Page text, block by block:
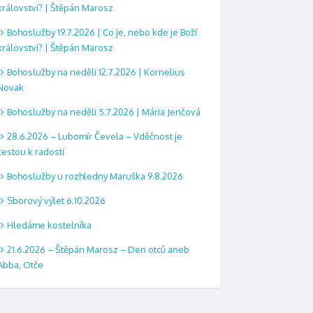
| Štěpán Marosz
Bohoslužby 19.7.2026 | Co je, nebo kde je Boží
| Štěpán Marosz
Bohoslužby na neděli 12.7.2026 | Kornelius
Bohoslužby na neděli 5.7.2026 | Mária Jenčová
28.6.2026 – Lubomír Čevela – Vděčnost je
k radosti
Bohoslužby u rozhledny Maruška 9.8.2026
Sborový výlet 6.10.2026
Hledáme kostelníka
21.6.2026 – Štěpán Marosz – Den otců aneb
Otče